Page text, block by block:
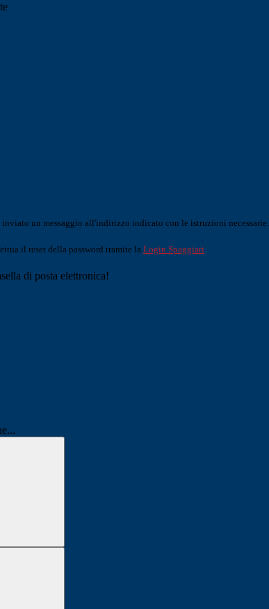
inviato un messaggio all'indirizzo indicato con le istruzioni necessarie.
il reset della password tramite la Login Spaggiari
di posta elettronica!